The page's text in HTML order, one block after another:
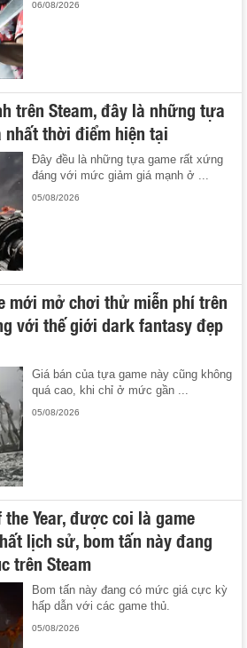
06/08/2026
trên Steam, đây là những tựa
nhất thời điểm hiện tại
Đây đều là những tựa game rất xứng
đáng với mức giảm giá mạnh ở ...
05/08/2026
mới mở chơi thử miễn phí trên
với thế giới dark fantasy đẹp
Giá bán của tựa game này cũng không
quá cao, khi chỉ ở mức gần ...
05/08/2026
Year, được coi là game
lịch sử, bom tấn này đang
trên Steam
Bom tấn này đang có mức giá cực kỳ
hấp dẫn với các game thủ.
05/08/2026